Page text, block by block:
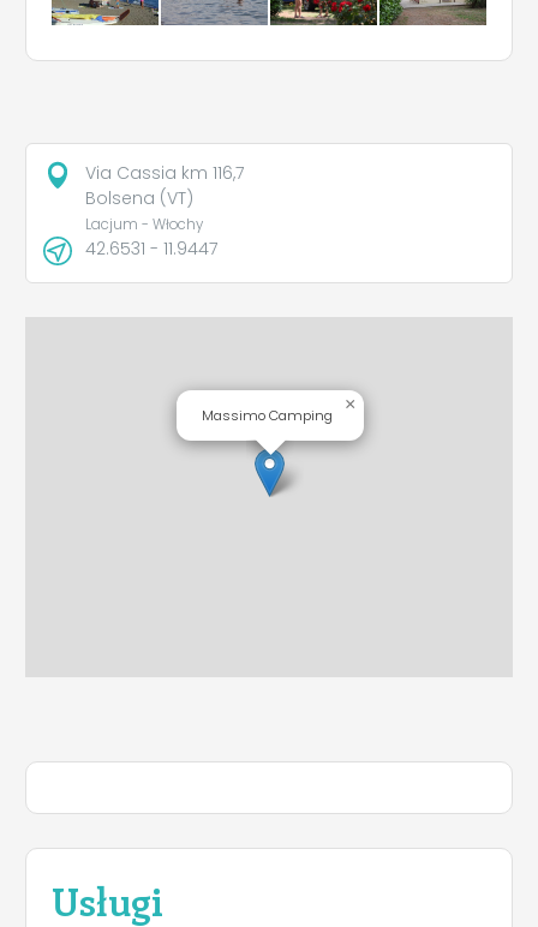
Usługi
Via Cassia km 116,7
Bolsena (VT)
Lacjum - Włochy
42.6531 - 11.9447
Massimo Camping
×